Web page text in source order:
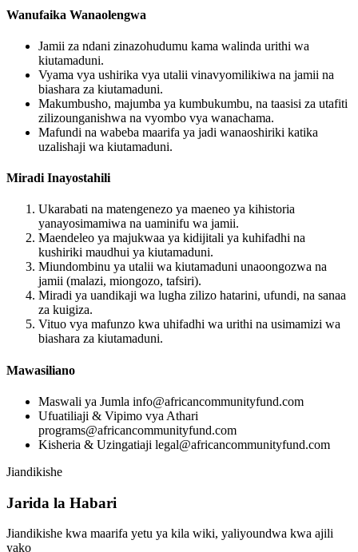
Wanufaika Wanaolengwa
Jamii za ndani zinazohudumu kama walinda urithi wa
kiutamaduni.
Vyama vya ushirika vya utalii vinavyomilikiwa na jamii na
biashara za kiutamaduni.
Makumbusho, majumba ya kumbukumbu, na taasisi za utafiti
zilizounganishwa na vyombo vya wanachama.
Mafundi na wabeba maarifa ya jadi wanaoshiriki katika
uzalishaji wa kiutamaduni.
Miradi Inayostahili
Ukarabati na matengenezo ya maeneo ya kihistoria
yanayosimamiwa na uaminifu wa jamii.
Maendeleo ya majukwaa ya kidijitali ya kuhifadhi na
kushiriki maudhui ya kiutamaduni.
Miundombinu ya utalii wa kiutamaduni unaoongozwa na
jamii (malazi, miongozo, tafsiri).
Miradi ya uandikaji wa lugha zilizo hatarini, ufundi, na sanaa
za kuigiza.
Vituo vya mafunzo kwa uhifadhi wa urithi na usimamizi wa
biashara za kiutamaduni.
Mawasiliano
Maswali ya Jumla info@africancommunityfund.com
Ufuatiliaji & Vipimo vya Athari
programs@africancommunityfund.com
Kisheria & Uzingatiaji legal@africancommunityfund.com
Jiandikishe
Jarida la Habari
Jiandikishe kwa maarifa yetu ya kila wiki, yaliyoundwa kwa ajili
yako